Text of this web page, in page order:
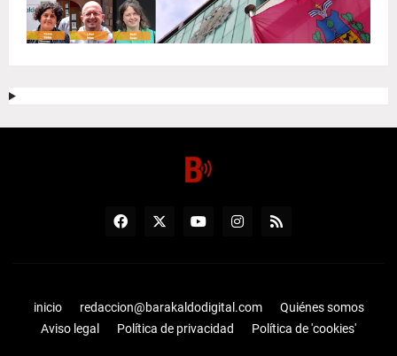
inicio redaccion@barakaldodigital.com
Quiénes somos
Aviso legal
Política de privacidad Política de 'cookies'